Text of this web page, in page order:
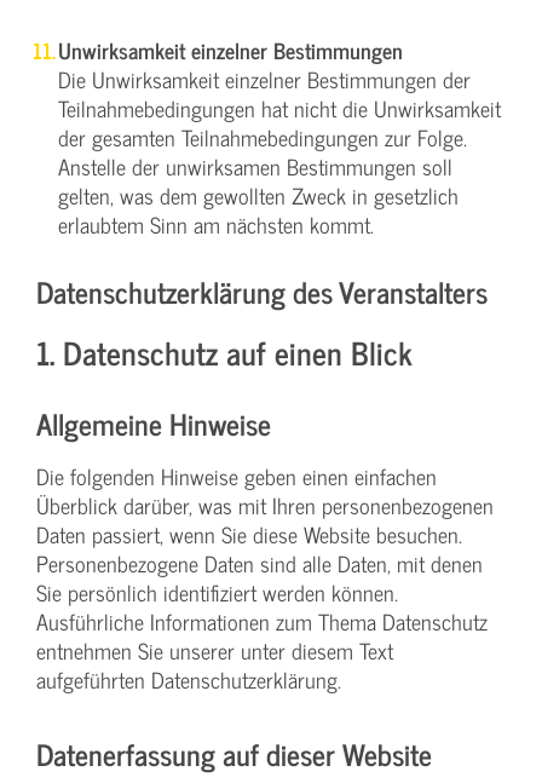
Unwirksamkeit einzelner Bestimmungen
Die Unwirksamkeit einzelner Bestimmungen der
Teilnahmebedingungen hat nicht die Unwirksamkeit
der gesamten Teilnahmebedingungen zur Folge.
Anstelle der unwirksamen Bestimmungen soll
gelten, was dem gewollten Zweck in gesetzlich
erlaubtem Sinn am nächsten kommt.
Datenschutzerklärung des Veranstalters
1. Datenschutz auf einen Blick
Allgemeine Hinweise
Die folgenden Hinweise geben einen einfachen
Überblick darüber, was mit Ihren personenbezogenen
Daten passiert, wenn Sie diese Website besuchen.
Personenbezogene Daten sind alle Daten, mit denen
Sie persönlich identifiziert werden können.
Ausführliche Informationen zum Thema Datenschutz
entnehmen Sie unserer unter diesem Text
aufgeführten Datenschutzerklärung.
Datenerfassung auf dieser Website